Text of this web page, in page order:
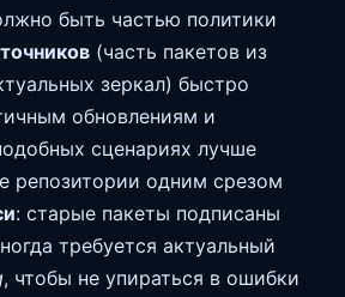
быть частью политики
(часть пакетов из
зеркал) быстро
обновлениям и
сценариях лучше
репозитории одним срезом
: старые пакеты подписаны
требуется актуальный
, чтобы не упираться в ошибки